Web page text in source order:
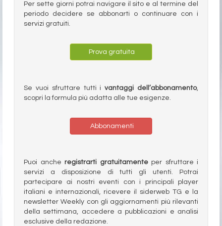
Per sette giorni potrai navigare il sito e al termine del
periodo decidere se abbonarti o continuare con i
servizi gratuiti.
Prova gratuita
Se vuoi sfruttare tutti ivantaggi dell’abbonamento,
scopri la formula più adatta alle tue esigenze.
Abbonamenti
Puoi anche registrarti gratuitamenteper sfruttare i
servizi a disposizione di tutti gli utenti. Potrai
partecipare ai nostri eventi con i principali player
italiani e internazionali, ricevere il siderweb TG e la
newsletter Weekly con gli aggiornamenti più rilevanti
della settimana, accedere a pubblicazioni e analisi
esclusive della redazione.